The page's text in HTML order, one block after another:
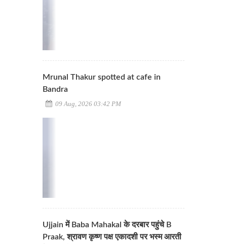
Mrunal Thakur spotted at cafe in
Bandra
09 Aug, 2026 03:42 PM
Ujjain में Baba Mahakal के दरबार पहुंचे B
Praak, श्रावण कृष्ण पक्ष एकादशी पर भस्म आरती